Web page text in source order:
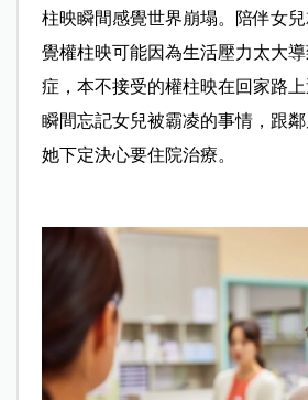
柱映瞬間感覺世界崩塌。陪伴女
覺權柱映可能因為生活壓力太大
症，本不接受的權柱映在回家路
瞬間忘記女兒被霸凌的事情，跟
她下定決心要住院治療。